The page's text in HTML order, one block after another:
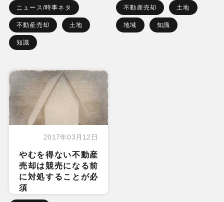
ニュース/時事ネタ
不動産売却 土地
知識
不動産売却 土地
地域 知識
2017年03月12日
やむを得ない不動産
売却は競売になる前
に対処することが必
須